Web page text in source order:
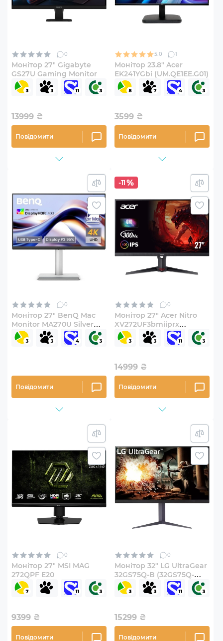
0
Монітор 27" Gigabyte
GS27U Gaming Monitor
13999 ₴
Повідомити
5.0 1
Монітор 23.8" Acer
EK241YGbi (UM.QE1EE.G01)
3599 ₴
Повідомити
0
Монітор 27" BenQ Mac
Monitor MA270U Silver
(9H.LMWLB.QBE)
Повідомити
-11
0
Монітор 27" Acer Nitro
XV272UF3bmiiprx
(UM.HX2EE.317)
14999 ₴
Повідомити
0
Монітор 27" MSI MAG
272QPF E20
9399 ₴
Повідомити
0
Монітор 32" LG UltraGear
32GS75Q-B (32GS75Q-
B.ADRZ)
15299 ₴
Повідомити